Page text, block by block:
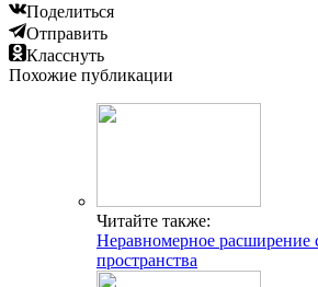
Поделиться
Отправить
Класснуть
Похожие публикации
Читайте также:
Неравномерное расширение
пространства